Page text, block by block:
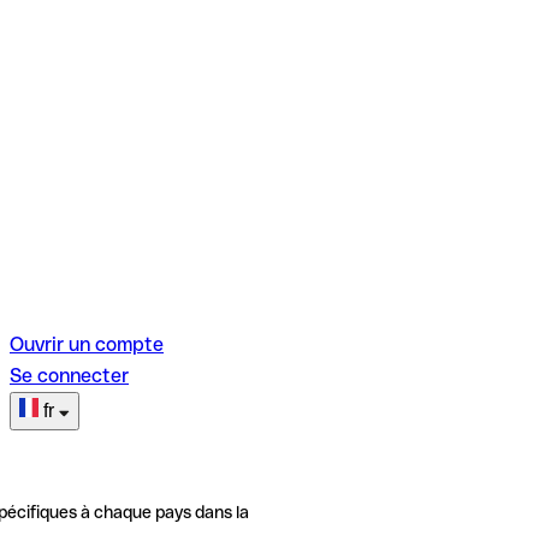
Ouvrir un compte
Se connecter
fr
à chaque pays dans la